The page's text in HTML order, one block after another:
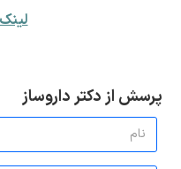
پرسش از دکتر داروساز